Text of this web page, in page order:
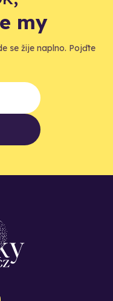
my
se žije naplno. Pojďte